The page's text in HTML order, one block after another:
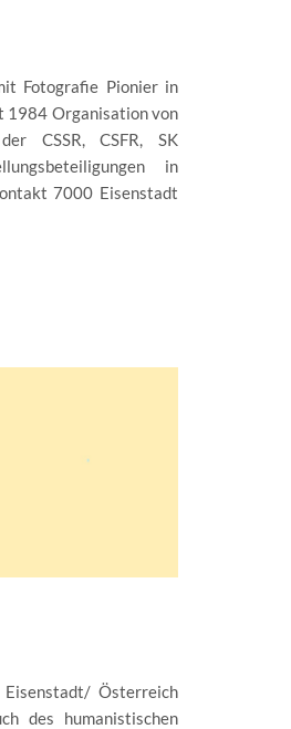
Fotografie Pionier in
1984 Organisation von
CSSR, CSFR, SK
in
7000 Eisenstadt
Österreich
des humanistischen